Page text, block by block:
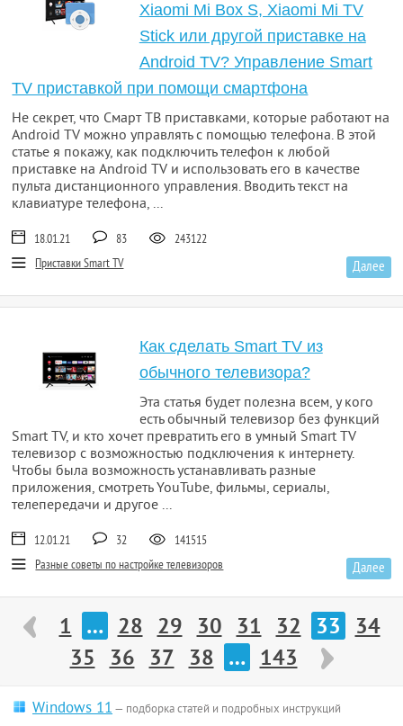
Xiaomi Mi Box S, Xiaomi Mi TV
Stick или другой приставке на
Android TV? Управление Smart
TV приставкой при помощи смартфона
Не секрет, что Смарт ТВ приставками, которые работают на
Android TV можно управлять с помощью телефона. В этой
статье я покажу, как подключить телефон к любой
приставке на Android TV и использовать его в качестве
пульта дистанционного управления. Вводить текст на
клавиатуре телефона, ...
18.01.21 83
243122
Приставки Smart TV
Далее
Как сделать Smart TV из
обычного телевизора?
Эта статья будет полезна всем, у кого
есть обычный телевизор без функций
Smart TV, и кто хочет превратить его в умный Smart TV
телевизор с возможностью подключения к интернету.
Чтобы была возможность устанавливать разные
приложения, смотреть YouTube, фильмы, сериалы,
телепередачи и другое ...
12.01.21 32
141515
Разные советы по настройке телевизоров
Далее
1 … 28 29 30 31 32 33
34
35
36 37 38 … 143
Windows 11— подборка статей и подробных инструкций